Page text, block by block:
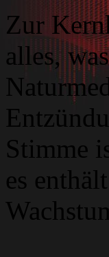
Zur
alles,
Stimme
es